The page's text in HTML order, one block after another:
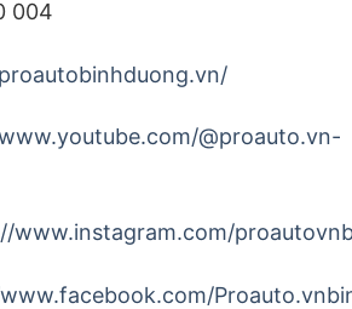
004
@proauto.vn-
www.instagram.com/